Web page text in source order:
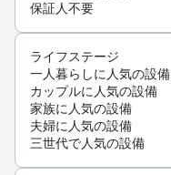
保証人不要
ライフステージ
一人暮らしに人気の設備
カップルに人気の設備
家族に人気の設備
夫婦に人気の設備
三世代で人気の設備